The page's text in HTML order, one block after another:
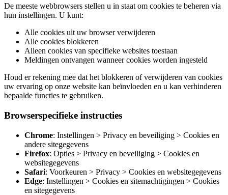
De meeste webbrowsers stellen u in staat om cookies te beheren via
hun instellingen. U kunt:
Alle cookies uit uw browser verwijderen
Alle cookies blokkeren
Alleen cookies van specifieke websites toestaan
Meldingen ontvangen wanneer cookies worden ingesteld
Houd er rekening mee dat het blokkeren of verwijderen van cookies
uw ervaring op onze website kan beïnvloeden en u kan verhinderen
bepaalde functies te gebruiken.
Browserspecifieke instructies
Chrome: Instellingen > Privacy en beveiliging > Cookies en
andere sitegegevens
Firefox: Opties > Privacy en beveiliging > Cookies en
websitegegevens
Safari: Voorkeuren > Privacy > Cookies en websitegegevens
Edge: Instellingen > Cookies en sitemachtigingen > Cookies
en sitegegevens